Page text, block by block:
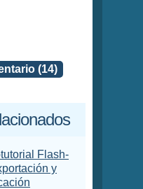
(14)
Flash-
y